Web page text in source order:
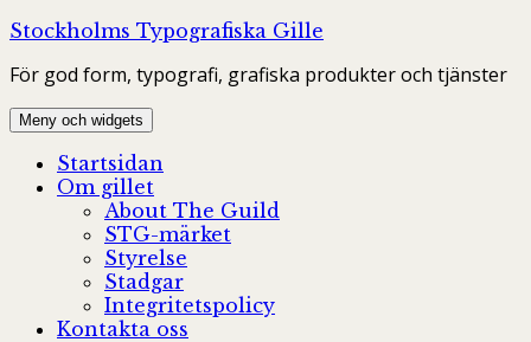
Hoppa
innehåll
Stockholms Typografiska Gille
För god form, typografi, grafiska produkter och tjänster
Meny och widgets
Startsidan
Om gillet
About The Guild
STG-märket
Styrelse
Stadgar
Integritetspolicy
Kontakta oss